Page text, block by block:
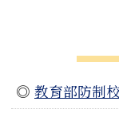
◎ 教育部防制